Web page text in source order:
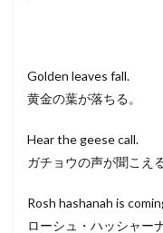
Golden leaves fall.
黄金の葉が落ちる。
Hear the geese call.
ガチョウの声が聞こえる
Rosh hashanah is
ローシュ・ハッシャー